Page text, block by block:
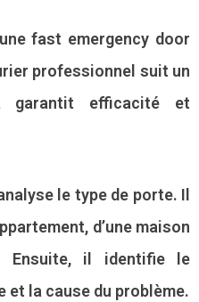
fast emergency door
professionnel suit un
garantit efficacité et
le type de porte. Il
d’une maison
Ensuite, il identifie le
et la cause du problème.